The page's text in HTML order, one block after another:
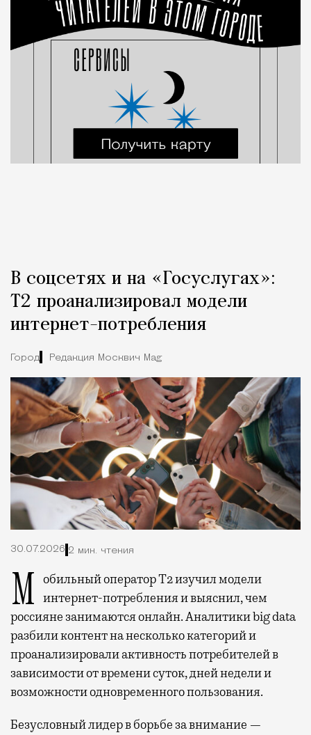
В соцсетях и на «Госуслугах»:
Т2 проанализировал модели
интернет-потребления
Город Редакция Москвич Mag
30.07.2026 2 мин. чтения
Мобильный оператор Т2 изучил модели интернет-потребления и выяснил, чем
россияне занимаются онлайн. Аналитики big data
разбили контент на несколько категорий и
проанализировали активность потребителей в
зависимости от времени суток, дней недели и
возможности одновременного пользования.
Безусловный лидер в борьбе за внимание —